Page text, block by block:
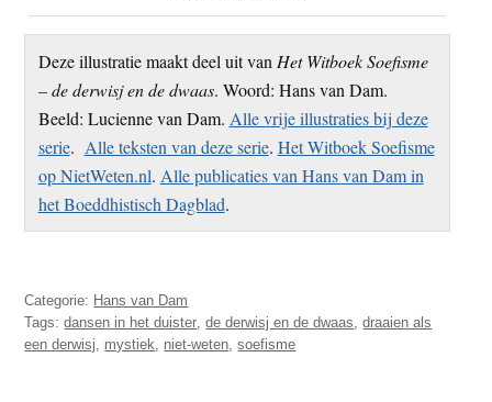
i
Deze illustratie maakt deel uit van Het Witboek Soefisme
– de derwisj en de dwaas. Woord: Hans van Dam.
Beeld: Lucienne van Dam. Alle vrije illustraties bij deze
serie. Alle teksten van deze serie. Het Witboek Soefisme
op NietWeten.nl. Alle publicaties van Hans van Dam in
het Boeddhistisch Dagblad.
Categorie: Hans van Dam
Tags:dansen in het duister,de derwisj en de dwaas,draaien als
een derwisj, mystiek, niet-weten,soefisme